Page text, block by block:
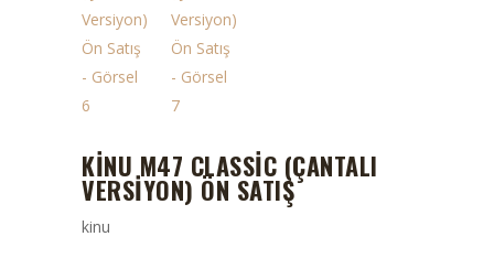
KINU M47 CLASSIC (ÇANTALI
VERSIYON) ÖN SATIŞ
kinu